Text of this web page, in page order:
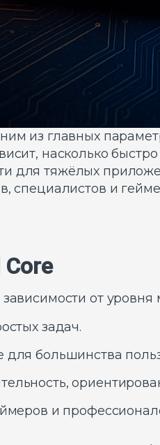
из главных
насколько
для тяжёлых
специалистов и
от уровня
задач.
большинства
и